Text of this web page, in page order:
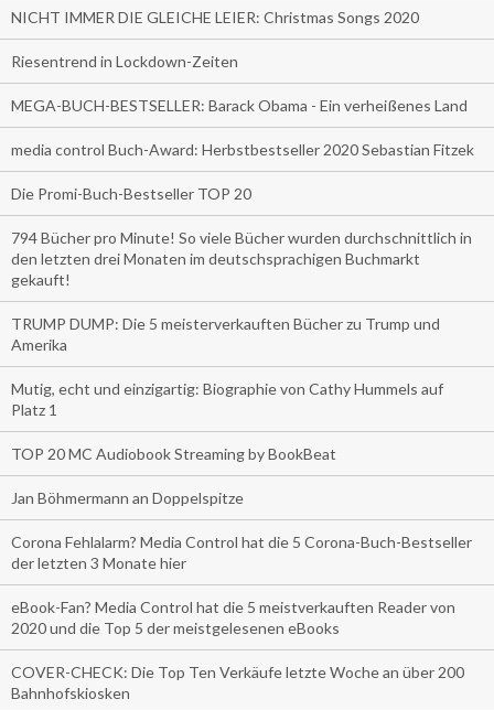
NICHT IMMER DIE GLEICHE LEIER: Christmas Songs 2020
Riesentrend in Lockdown-Zeiten
MEGA-BUCH-BESTSELLER: Barack Obama - Ein verheißenes Land
media control Buch-Award: Herbstbestseller 2020 Sebastian Fitzek
Die Promi-Buch-Bestseller TOP 20
794 Bücher pro Minute! So viele Bücher wurden durchschnittlich in
den letzten drei Monaten im deutschsprachigen Buchmarkt
gekauft!
TRUMP DUMP: Die 5 meisterverkauften Bücher zu Trump und
Amerika
Mutig, echt und einzigartig: Biographie von Cathy Hummels auf
Platz 1
TOP 20 MC Audiobook Streaming by BookBeat
Jan Böhmermann an Doppelspitze
Corona Fehlalarm? Media Control hat die 5 Corona-Buch-Bestseller
der letzten 3 Monate hier
eBook-Fan? Media Control hat die 5 meistverkauften Reader von
2020 und die Top 5 der meistgelesenen eBooks
COVER-CHECK: Die Top Ten Verkäufe letzte Woche an über 200
Bahnhofskiosken